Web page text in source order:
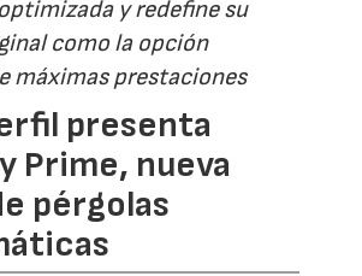
y redefine su
como la opción
máximas prestaciones
presenta
Prime, nueva
pérgolas